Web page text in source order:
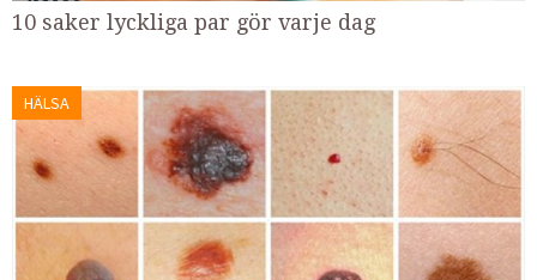
10 saker lyckliga par gör varje dag
HÄLSA